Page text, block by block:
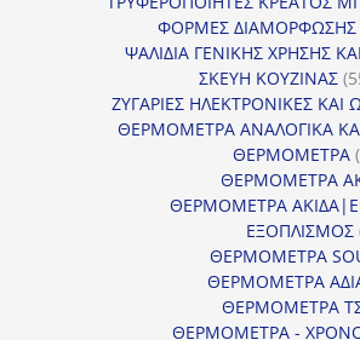
ΦΟΡΜΕΣ ΔΙΑΜΟΡΦΩΣΗΣ
ΨΑΛΙΔΙΑ ΓΕΝΙΚΗΣ ΧΡΗΣΗΣ
ΣΚΕΥΗ ΚΟΥΖΙΝΑΣ
ΖΥΓΑΡΙΕΣ ΗΛΕΚΤΡΟΝΙΚΕΣ ΚΑΙ
ΘΕΡΜΟΜΕΤΡΑ ΑΝΑΛΟΓΙΚΑ
ΘΕΡΜΟΜΕΤΡΑ
ΘΕΡΜΟΜΕΤΡΑ
ΘΕΡΜΟΜΕΤΡΑ
ΕΞΟΠΛΙΣΜΟΣ
ΘΕΡΜΟΜΕΤΡΑ
ΘΕΡΜΟΜΕΤΡΑ
ΘΕΡΜΟΜΕΤΡΑ
ΘΕΡΜΟΜΕΤΡΑ -